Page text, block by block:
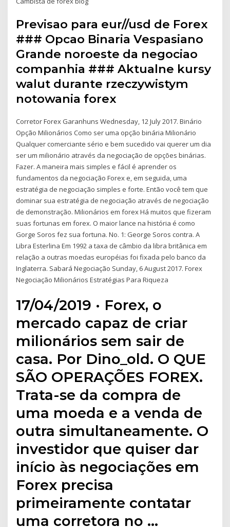
Previsao para eur//usd de Forex
### Opcao Binaria Vespasiano
Grande noroeste da negociao
companhia ### Aktualne kursy
walut durante rzeczywistym
notowania forex
Corretor Forex Garanhuns Wednesday, 12 July 2017. Binário
Opção Milionários Como ser uma opção binária Milionário
Qualquer comerciante sério e bem sucedido vai querer um dia
ser um milionário através da negociação de opções binárias.
Fazer. A maneira mais simples e fácil é aprender os
fundamentos da negociação Forex e, em seguida, uma
estratégia de negociação simples e forte. Então você tem que
dominar sua estratégia de negociação através de negociação
de demonstração. Milionários em forex Há muitos que fizeram
suas fortunas em forex. O maior lance na história é como
Gorge Soros fez sua fortuna. No. 1: George Soros contra. A
Libra Esterlina Em 1992 a taxa de câmbio da libra britânica em
relação a outras moedas européias foi fixada pelo banco da
Inglaterra. Sabará Negociação Sunday, 6 August 2017. Forex
Negociação Milionários Estratégias Para Riqueza
17/04/2019 · Forex, o
mercado capaz de criar
milionários sem sair de
casa. Por Dino_old. O QUE
SÃO OPERAÇÕES FOREX.
Trata-se da compra de
uma moeda e a venda de
outra simultaneamente. O
investidor que quiser dar
início às negociações em
Forex precisa
primeiramente contatar
uma corretora no …